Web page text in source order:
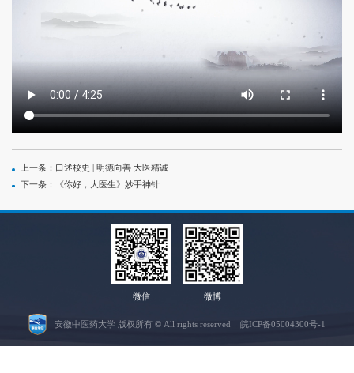
上一条：口述校史 | 明德向善 大医精诚
下一条：《你好，大医生》妙手神针
安徽中医药大学 版权所有 © All rights reserved皖ICP备05004300号-1
微信 微博